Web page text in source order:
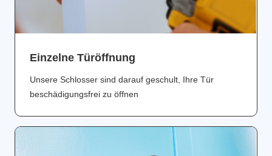
Einzelne Türöffnung
Unsere Schlosser sind darauf geschult, Ihre Tür
beschädigungsfrei zu öffnen